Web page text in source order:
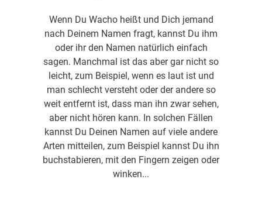
Wenn Du Wacho heißt und Dich jemand
nach Deinem Namen fragt, kannst Du ihm
oder ihr den Namen natürlich einfach
sagen. Manchmal ist das aber gar nicht so
leicht, zum Beispiel, wenn es laut ist und
man schlecht versteht oder der andere so
weit entfernt ist, dass man ihn zwar sehen,
aber nicht hören kann. In solchen Fällen
kannst Du Deinen Namen auf viele andere
Arten mitteilen, zum Beispiel kannst Du ihn
buchstabieren, mit den Fingern zeigen oder
winken...